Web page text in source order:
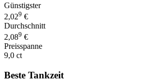
Günstigster
2,029 €
Durchschnitt
2,089 €
Preisspanne
9,0 ct
Beste Tankzeit